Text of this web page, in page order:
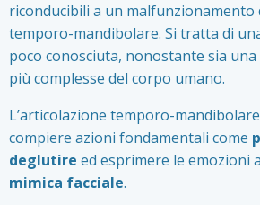
riconducibili a un malfunzionamento
temporo-mandibolare. Si tratta di
poco conosciuta, nonostante sia
più complesse del corpo umano.
L’articolazione temporo-
compiere azioni fondamentali come
deglutire ed esprimere le emozioni
mimica facciale.